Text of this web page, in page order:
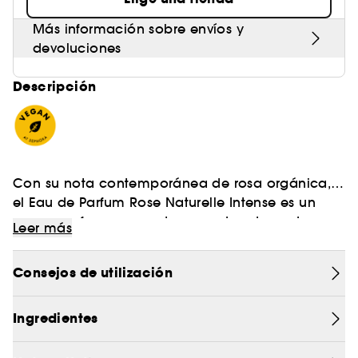
Más información sobre envíos y
devoluciones
Descripción
Con su nota contemporánea de rosa orgánica,
el Eau de Parfum Rose Naturelle Intense es un
nuevo perfume con notas amaderadas y de rosa,
Chloé.
El espíritu Chloé en estado puro.
Leer más
Consejos de utilización
Ingredientes